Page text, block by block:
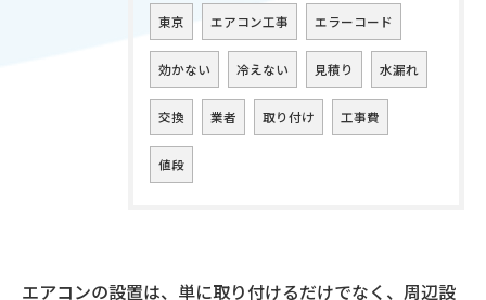
東京 エアコン工事 エラーコード
効かない 冷えない 見積り 水漏れ
交換 業者 取り付け 工事費
値段
エアコンの設置は、単に取り付けるだけでなく、周辺設